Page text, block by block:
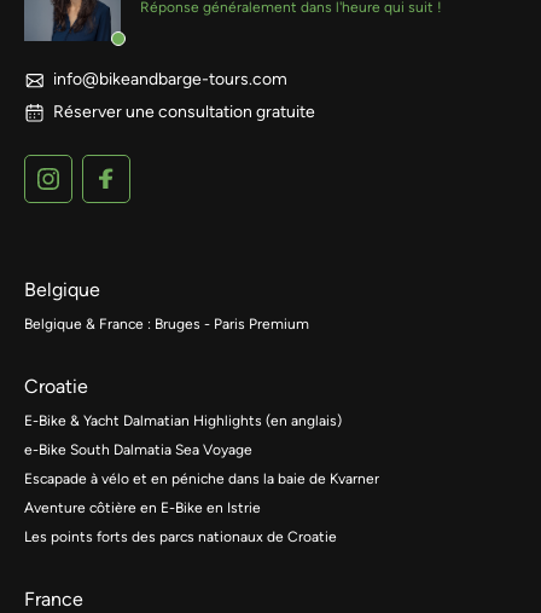
Réponse généralement dans l'heure qui suit !
info@bikeandbarge-tours.com
Réserver une consultation gratuite
Belgique
Belgique & France : Bruges - Paris Premium
Croatie
E-Bike & Yacht Dalmatian Highlights (en anglais)
e-Bike South Dalmatia Sea Voyage
Escapade à vélo et en péniche dans la baie de Kvarner
Aventure côtière en E-Bike en Istrie
Les points forts des parcs nationaux de Croatie
France